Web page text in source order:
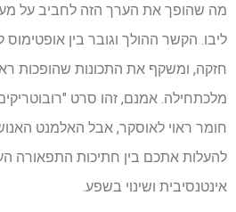
מה שהופך את הערך הזה לחביב על
ליבו. הקשר ההולך וגובר בין
חזקה, ומשקף את התכונות שהופכות
מלכתחילה. אמנם, זהו סרט
חומר ראוי לאוסקר, אבל האלמנט
להעלות אתכם בין חתיכות התפאורה
אינטנסיבית ושינוי בשפע.